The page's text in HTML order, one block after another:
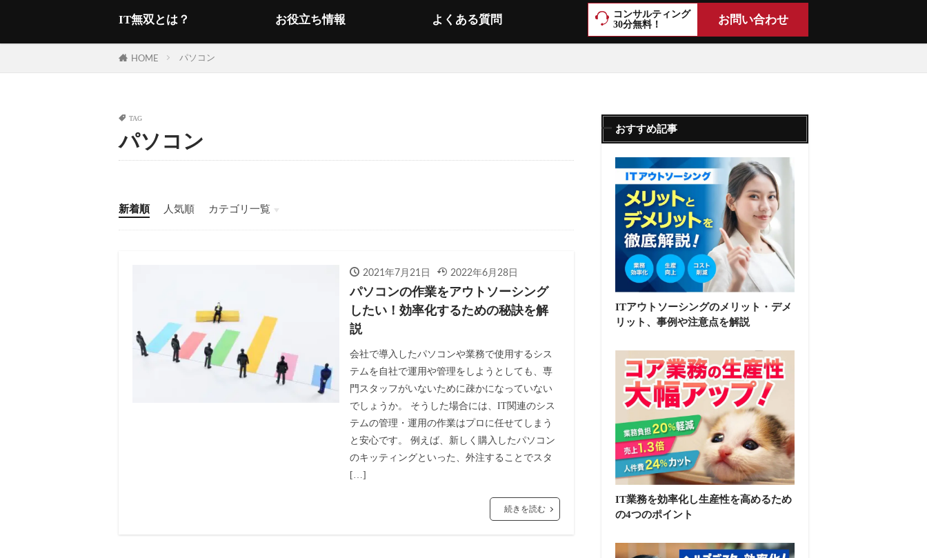
IT無双とは？ お役立ち情報 よくある質問
コンサルティング
30分無料！
お問い合わせ
HOME パソコン
TAG
パソコン
新着順 人気順
カテゴリ一覧
ITアウトソーシング
ヘルプデスク
ITコンサルティング
情シス・IT担当
2021年7月21日 2022年6月28日
パソコンの作業をアウトソーシング
したい！効率化するための秘訣を解
説
会社で導入したパソコンや業務で使用するシス
テムを自社で運用や管理をしようとしても、専
門スタッフがいないために疎かになっていない
でしょうか。 そうした場合には、IT関連のシス
テムの管理・運用の作業はプロに任せてしまう
と安心です。 例えば、新しく購入したパソコン
のキッティングといった、外注することでスタ
[…]
続きを読む
おすすめ記事
ITアウトソーシングのメリット・デメ
リット、事例や注意点を解説
IT業務を効率化し生産性を高めるため
の4つのポイント